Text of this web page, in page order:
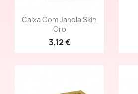
Vista rápida
Caixa Com Janela Skin
Oro
3,12 €